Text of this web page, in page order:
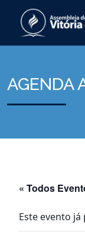
AGENDA
« Todos
Este evento já